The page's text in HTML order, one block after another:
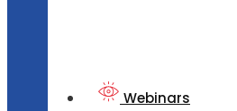
Webinars